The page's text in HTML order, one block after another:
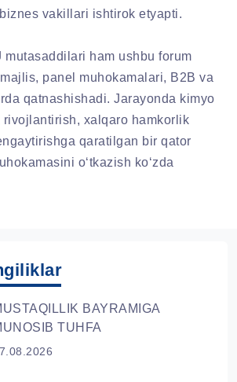
vakillari ishtirok etyapti.
mutasaddilari ham ushbu forum
panel muhokamalari, B2B va
qatnashishadi. Jarayonda kimyo
xalqaro hamkorlik
qaratilgan bir qator
o‘tkazish ko‘zda
BAYRAMIGA
TUHFA